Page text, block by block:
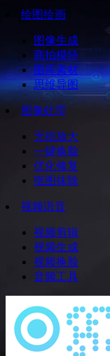
绘图绘画
图像生成
商拍模特
图库素材
思维导图
图像处理
无损放大
一键换脸
优化修复
抠图抹除
视频语音
视频剪辑
视频生成
视频换脸
音频工具